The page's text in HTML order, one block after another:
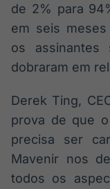
de 2% para
em seis
os
dobraram em
Derek Ting,
prova de que
precisa ser
Mavenir nos
todos os